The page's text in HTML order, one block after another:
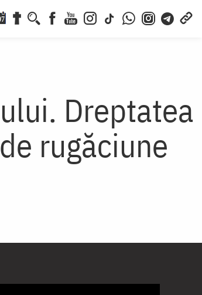
Dreptatea
rugăciune